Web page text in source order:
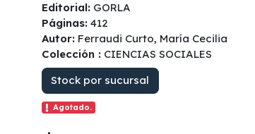
Editorial: GORLA
Páginas: 412
Autor: Ferraudi Curto, María Cecilia
Colección : CIENCIAS SOCIALES
Stock por sucursal
Agotado.